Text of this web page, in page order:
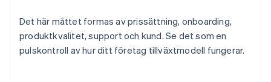
Det här måttet formas av prissättning, onboarding,
produktkvalitet, support och kund. Se det som en
pulskontroll av hur ditt företag tillväxtmodell fungerar.
Australien
English
Belgien